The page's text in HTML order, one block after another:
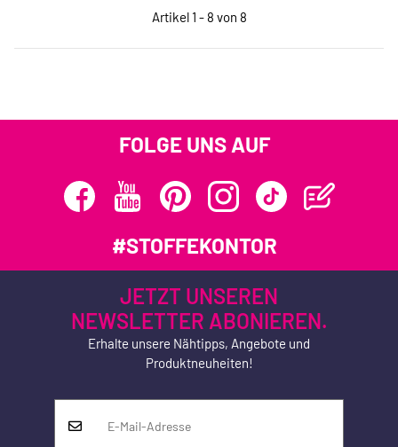
Artikel 1 - 8 von 8
FOLGE UNS AUF
#STOFFEKONTOR
JETZT UNSEREN
NEWSLETTER ABONIEREN.
Erhalte unsere Nähtipps, Angebote und
Produktneuheiten!